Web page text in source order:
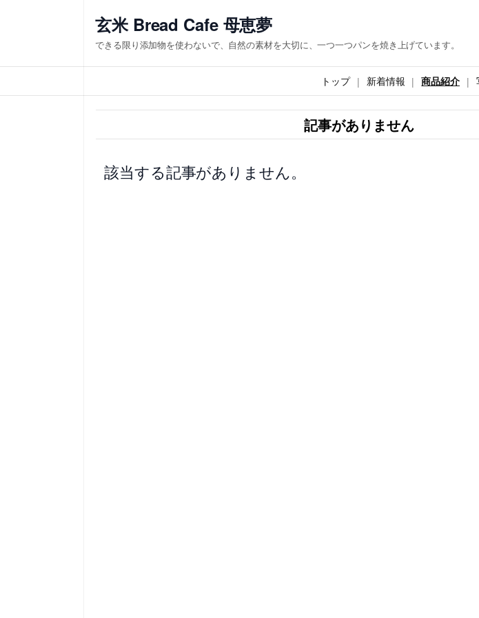
ス
キ
玄米 Bread Cafe 母恵夢
できる限り添加物を使わないで、自然の素材を大切に、一つ一つパンを焼き上げています。
トップ 新着情報 商品紹介
記事がありません
該当する記事がありません。